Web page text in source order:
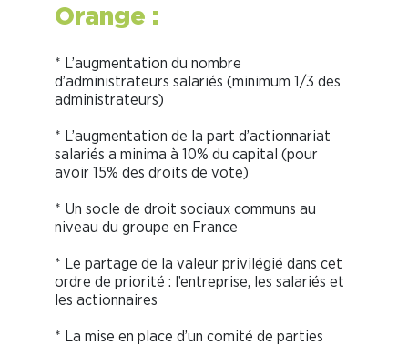
Orange :
* L’augmentation du nombre
d’administrateurs salariés (minimum 1/3 des
administrateurs)
* L’augmentation de la part d’actionnariat
salariés a minima à 10% du capital (pour
avoir 15% des droits de vote)
* Un socle de droit sociaux communs au
niveau du groupe en France
* Le partage de la valeur privilégié dans cet
ordre de priorité : l’entreprise, les salariés et
les actionnaires
* La mise en place d’un comité de parties